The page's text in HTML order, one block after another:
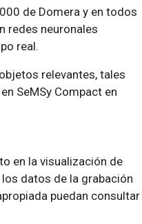
de Domera y en todos
redes neuronales
real.
relevantes, tales
SeMSy Compact en
en la visualización de
datos de la grabación
puedan consultar